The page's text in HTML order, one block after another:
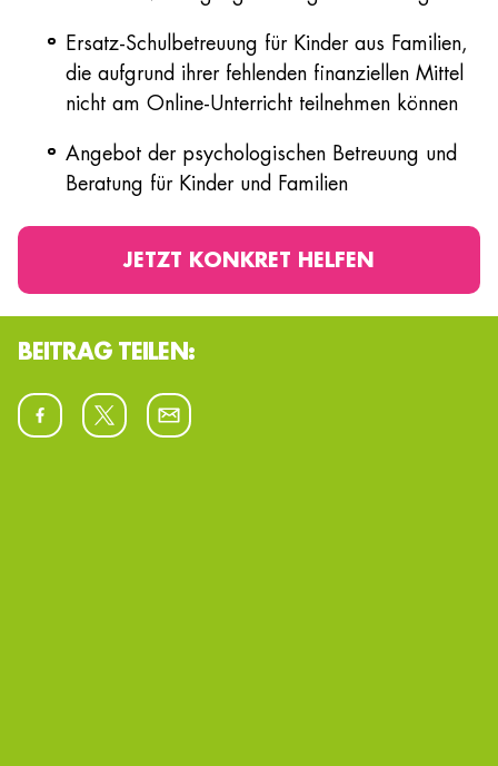
Ersatz-Schulbetreuung für Kinder aus Familien,
die aufgrund ihrer fehlenden finanziellen Mittel
nicht am Online-Unterricht teilnehmen können
Angebot der psychologischen Betreuung und
Beratung für Kinder und Familien
JETZT KONKRET HELFEN
BEITRAG TEILEN: